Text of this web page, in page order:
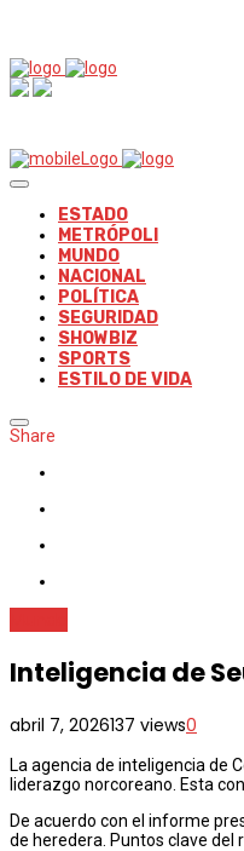
ESTADO
METRÓPOLI
MUNDO
NACIONAL
POLÍTICA
SEGURIDAD
SHOWBIZ
SPORTS
ESTILO DE VIDA
Share
Inteligencia de
abril 7, 2026137 views0
La agencia de inteligencia de
liderazgo norcoreano. Esta
De acuerdo con el informe
de heredera. Puntos clave del